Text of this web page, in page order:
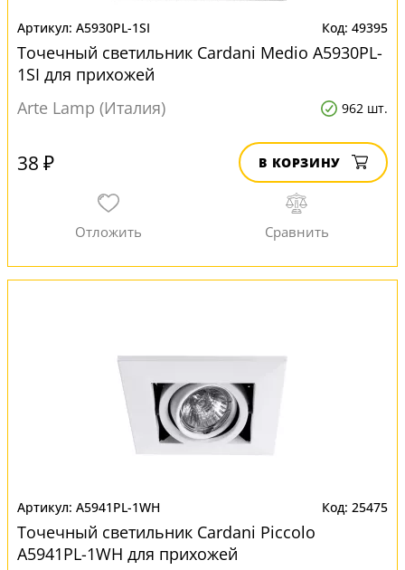
A5930PL-1SI 49395
Точечный светильник Cardani Medio A5930PL-
1SI для прихожей
Arte Lamp (Италия)
962 шт.
38 ₽ В КОРЗИНУ
A5941PL-1WH 25475
Точечный светильник Cardani Piccolo
A5941PL-1WH для прихожей